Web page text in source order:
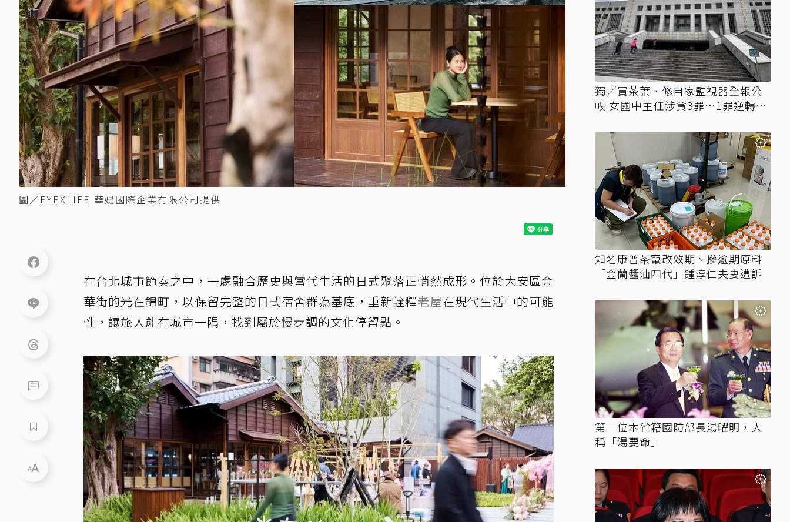
圖／EYEXLIFE 華媞國際企業有限公司提供
在台北城市節奏之中，一處融合歷史與當代生活的日式聚落正悄然成形。位於大安區金
華街的光在錦町，以保留完整的日式宿舍群為基底，重新詮釋老屋在現代生活中的可能
性，讓旅人能在城市一隅，找到屬於慢步調的文化停留點。
獨／買茶葉、修自家監視器全報公
帳 女國中主任涉貪3罪…1罪逆轉無
知名康普茶竄改效期、摻逾期原料
「金蘭醬油四代」鍾淳仁夫妻遭訴
第一位本省籍國防部長湯曜明，人
稱「湯要命」